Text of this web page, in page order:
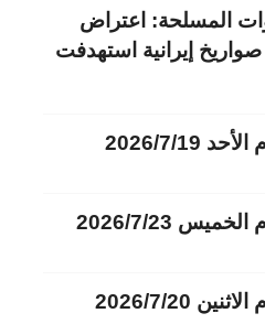
المسلحة: اعتراض
وإسقاط 3 صواريخ إيرانية استهدفت
2026/7/19
2026/7/23
2026/7/20